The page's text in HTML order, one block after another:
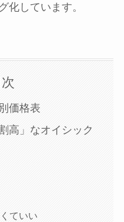
化しています。
価格表
高」なオイシック
ていい